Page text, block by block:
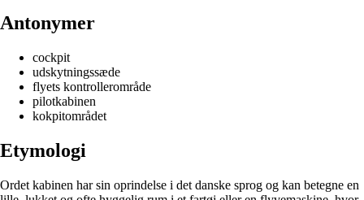
Antonymer
cockpit
udskytningssæde
flyets kontrollerområde
pilotkabinen
kokpitområdet
Etymologi
Ordet kabinen har sin oprindelse i det danske sprog og kan betegne en